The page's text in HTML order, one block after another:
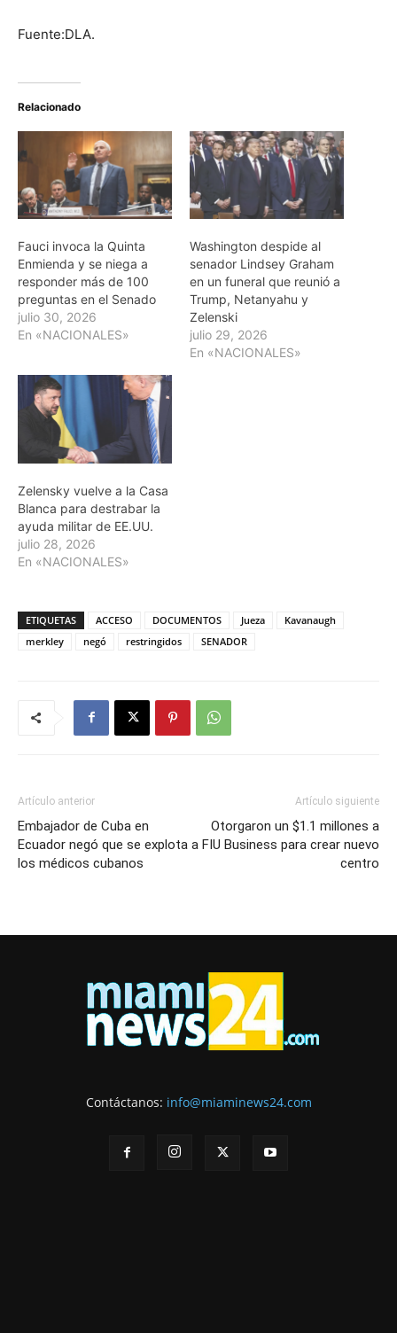
Fuente:DLA.
Relacionado
Fauci invoca la Quinta
Enmienda y se niega a
responder más de 100
preguntas en el Senado
julio 30, 2026
En «NACIONALES»
Washington despide al
senador Lindsey Graham
en un funeral que reunió a
Trump, Netanyahu y
Zelenski
julio 29, 2026
En «NACIONALES»
Zelensky vuelve a la Casa
Blanca para destrabar la
ayuda militar de EE.UU.
julio 28, 2026
En «NACIONALES»
ETIQUETAS ACCESO DOCUMENTOS Jueza
Kavanaugh
merkley
negó restringidos SENADOR
Artículo anterior
Embajador de Cuba en
Ecuador negó que se explota a
los médicos cubanos
Artículo siguiente
Otorgaron un $1.1 millones a
FIU Business para crear nuevo
centro
Contáctanos: info@miaminews24.com